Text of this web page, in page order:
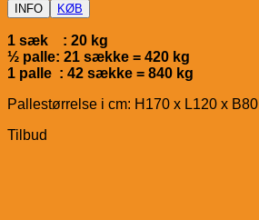
INFO KØB
1 sæk : 20 kg
½ palle: 21 sække = 420 kg
1 palle : 42 sække = 840 kg
Pallestørrelse i cm: H170 x L120 x B80
Tilbud